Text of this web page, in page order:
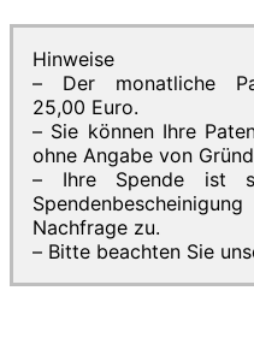
Hinweise
– Der monatliche
25,00 Euro.
– Sie können Ihre
ohne Angabe von
– Ihre Spende ist
Nachfrage zu.
– Bitte beachten Sie